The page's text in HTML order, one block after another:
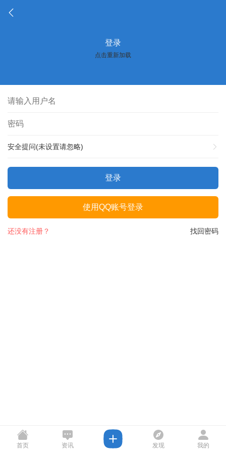
登录
点击重新加载
安全提问(未设置请忽略)
登录
使用QQ账号登录
找回密码
还没有注册？
首页 资讯 发现 我的